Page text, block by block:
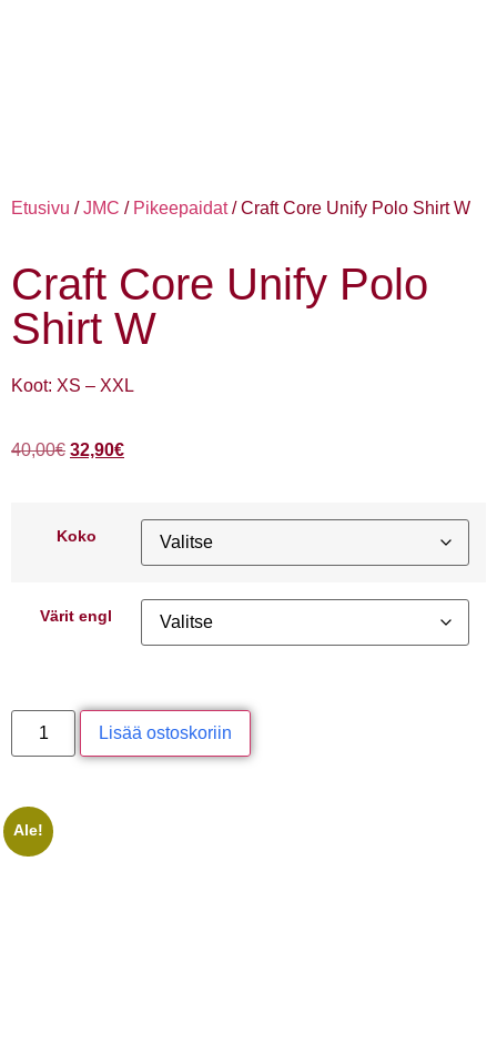
Etusivu /JMC / Pikeepaidat/ Craft Core Unify Polo Shirt W
Craft Core Unify Polo
Shirt W
Koot: XS – XXL
40,00€ 32,90€
Koko
Värit engl
Lisää ostoskoriin
Ale!